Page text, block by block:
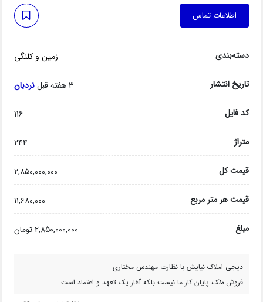
اطلاعات تماس
دسته‌بندی زمین و کلنگی
تاریخ انتشار 3 هفته قبل نردبان
کد فایل 116
متراژ 244
قیمت کل ۲,۸۵۰,۰۰۰,۰۰۰
قیمت هر متر مربع ۱۱,۶۸۰,۰۰۰
مبلغ 2,850,000,000 تومان
دیجی املاک نیایش با نظارت مهندس مختاری
فروشملک پایان کار ما نیست بلکه آغاز یک تعهد و اعتماد است.